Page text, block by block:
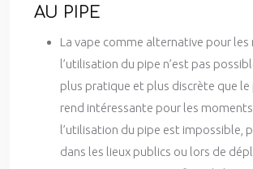
AU PIPE
La vape comme alternative pour
l’utilisation du pipe n’est pas
plus pratique et plus discrète que le
rend intéressante pour les
l’utilisation du pipe est impossible,
dans les lieux publics ou lors de